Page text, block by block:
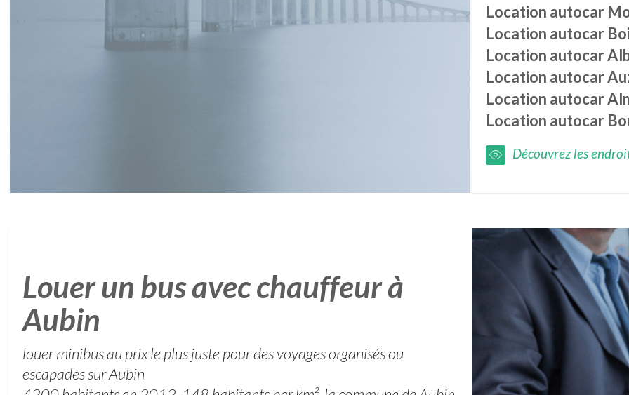
Location autocar
Location autocar
Location autocar
Location autocar
Location autocar
Location autocar
Découvrez les
Louer un bus avec chauffeur à
Aubin
louer minibus au prix le plus juste pour des voyages organisés ou
escapades sur Aubin